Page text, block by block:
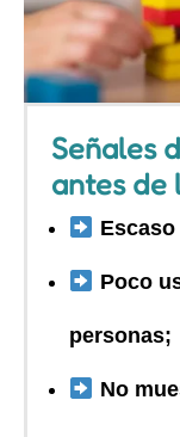
Señales
antes de
Poco
personas;
No